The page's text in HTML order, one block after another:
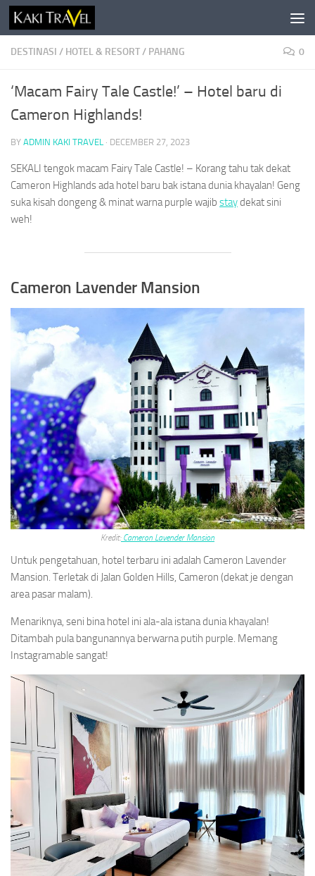
Skip to content
DESTINASI / HOTEL & RESORT/ PAHANG 0
‘Macam Fairy Tale Castle!’ – Hotel baru di
Cameron Highlands!
BY ADMIN KAKI TRAVEL · DECEMBER 27, 2023
SEKALI tengok macam Fairy Tale Castle! – Korang tahu tak dekat
Cameron Highlands ada hotel baru bak istana dunia khayalan! Geng
suka kisah dongeng & minat warna purple wajib staydekat sini
weh!
Cameron Lavender Mansion
Kredit:Cameron Lavender Mansion
Untuk pengetahuan, hotel terbaru ini adalah Cameron Lavender
Mansion. Terletak di Jalan Golden Hills, Cameron (dekat je dengan
area pasar malam).
Menariknya, seni bina hotel ini ala-ala istana dunia khayalan!
Ditambah pula bangunannya berwarna putih purple. Memang
Instagramable sangat!